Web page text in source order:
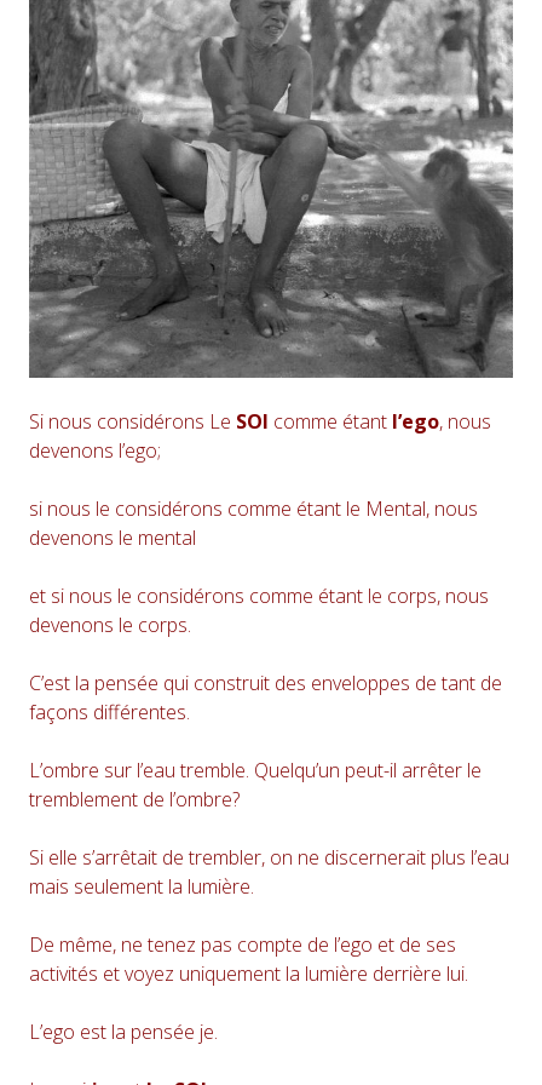
Si nous considérons Le SOI comme étant l’ego, nous
devenons l’ego;
si nous le considérons comme étant le Mental, nous
devenons le mental
et si nous le considérons comme étant le corps, nous
devenons le corps.
C’est la pensée qui construit des enveloppes de tant de
façons différentes.
L’ombre sur l’eau tremble. Quelqu’un peut-il arrêter le
tremblement de l’ombre?
Si elle s’arrêtait de trembler, on ne discernerait plus l’eau
mais seulement la lumière.
De même, ne tenez pas compte de l’ego et de ses
activités et voyez uniquement la lumière derrière lui.
L’ego est la pensée je.